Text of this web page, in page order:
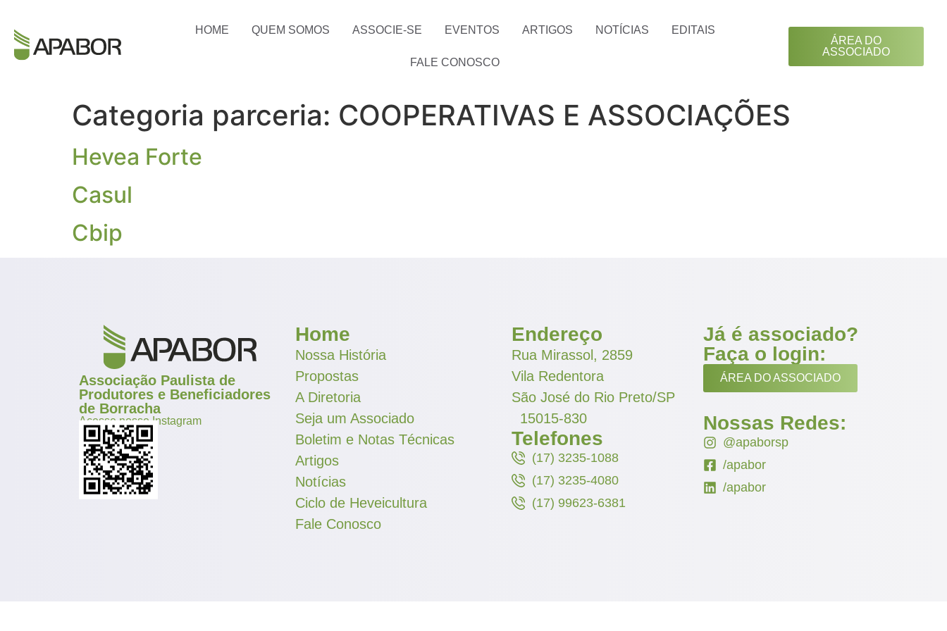
HOME QUEM SOMOS ASSOCIE-SE EVENTOS ARTIGOS NOTÍCIAS EDITAIS
FALE CONOSCO
ÁREA DO
ASSOCIADO
Categoria parceria: COOPERATIVAS E ASSOCIAÇÕES
Hevea Forte
Casul
Cbip
Associação Paulista de
Produtores e Beneficiadores
de Borracha
Acesse nosso Instagram
Home
Nossa História
Propostas
A Diretoria
Seja um Associado
Boletim e Notas Técnicas
Artigos
Notícias
Ciclo de Heveicultura
Fale Conosco
Endereço
Rua Mirassol, 2859
Vila Redentora
São José do Rio Preto/SP
15015-830
Telefones
(17) 3235-1088
(17) 3235-4080
(17) 99623-6381
Já é associado?
Faça o login:
ÁREA DO ASSOCIADO
Nossas Redes:
@apaborsp
/apabor
/apabor